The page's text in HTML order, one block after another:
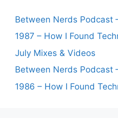
Between Nerds Podcast
1987 – How I Found
July Mixes & Videos
Between Nerds Podcast
1986 – How I Found